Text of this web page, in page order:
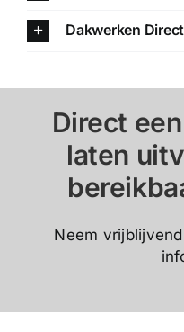
Dakwerken
Direct een
laten
Neem